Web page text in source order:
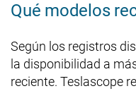
Qué modelos
Según los registros
la disponibilidad a
reciente. Teslascope